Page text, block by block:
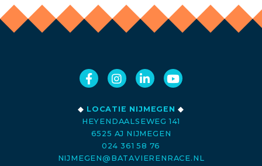
◆ LOCATIE NIJMEGEN ◆
HEYENDAALSEWEG 141
6525 AJ NIJMEGEN
024 361 58 76
NIJMEGEN@BATAVIERENRACE.NL